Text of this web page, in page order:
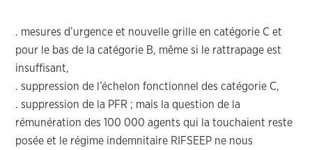
. mesures d’urgence et nouvelle grille en catégorie C et
pour le bas de la catégorie B, même si le rattrapage est
insuffisant,
. suppression de l’échelon fonctionnel des catégorie C,
. suppression de la PFR ; mais la question de la
rémunération des 100 000 agents qui la touchaient reste
posée et le régime indemnitaire RIFSEEP ne nous